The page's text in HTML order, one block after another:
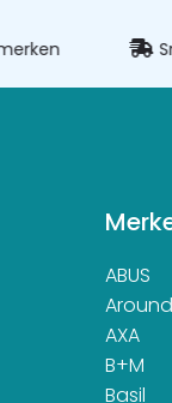
ABUS
Around
AXA
B+M
Basil